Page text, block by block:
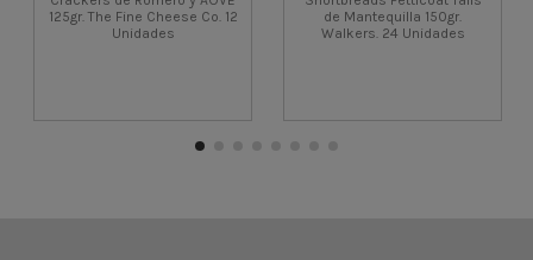
125gr. The Fine Cheese Co. 12
Unidades
de Mantequilla 150gr.
Walkers. 24 Unidades